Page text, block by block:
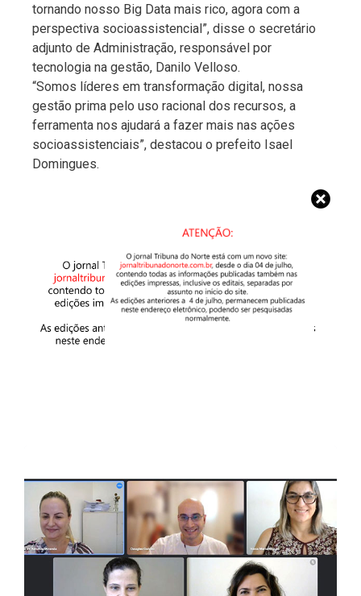
tornando nosso Big Data mais rico, agora com a
perspectiva socioassistencial”, disse o secretário
adjunto de Administração, responsável por
tecnologia na gestão, Danilo Velloso.
“Somos líderes em transformação digital, nossa
gestão prima pelo uso racional dos recursos, a
ferramenta nos ajudará a fazer mais nas ações
socioassistenciais”, destacou o prefeito Isael
Domingues.